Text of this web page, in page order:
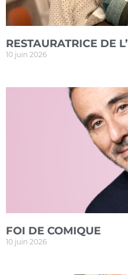
RESTAURATRICE DE
10 juin 2026
FOI DE COMIQUE
10 juin 2026